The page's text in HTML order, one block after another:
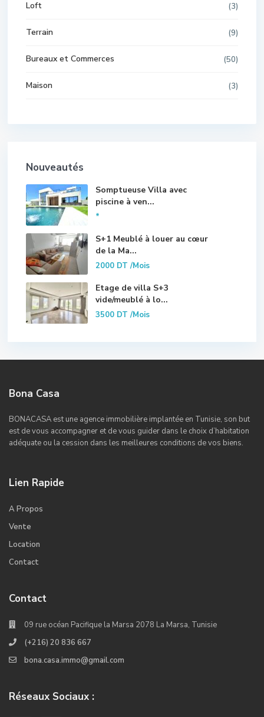
Loft (3)
Terrain (9)
Bureaux et Commerces (50)
Maison (3)
Nouveautés
Somptueuse Villa avec
piscine à ven...
*
S+1 Meublé à louer au cœur
de la Ma...
2000 DT/Mois
Etage de villa S+3
vide/meublé à lo...
3500 DT/Mois
Bona Casa
BONACASA est une agence immobilière implantée en Tunisie, son but
est de vous accompagner et de vous guider dans le choix d’habitation
adéquate ou la cession dans les meilleures conditions de vos biens.
Lien Rapide
A Propos
Vente
Location
Contact
Contact
09 rue océan Pacifique la Marsa 2078 La Marsa, Tunisie
(+216) 20 836 667
bona.casa.immo@gmail.com
Réseaux Sociaux :